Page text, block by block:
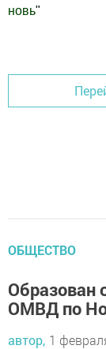
новь"
ОБЩЕСТВО
Образован
ОМВД по
автор, 1